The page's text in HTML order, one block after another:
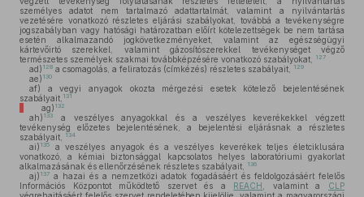
személyes adatot nem tartalmazó adattartalmát, valamint a nyilvántartás
vezetésére vonatkozó részletes eljárási szabályokat, továbbá a tevékenységre
jogszabályban vagy hatósági határozatban előírt kötelezettségek be nem tartása
esetén alkalmazandó jogkövetkezményeket, valamint az egészségügyi
kártevőirtó szerekkel, valamint gázosítószerekkel tevékenységet végző
természetes személyek szakmai továbbképzésére vonatkozó szabályokat,
127
ad) 128 a csomagolás, a feliratozás (címkézés) részletes szabályait, 129
ae) 130
af) a vegyi anyagok okozta mérgezési esetek kötelező bejelentésének
szabályait, 131
ag) 132
ah) 133
a veszélyes anyagokkal és a veszélyes keverékekkel végzett
tevékenység előzetes bejelentésének, a bejelentési eljárásnak a részletes
szabályait,
134
ai) 135
a veszélyes anyagok és a veszélyes keverékek teljes életciklusára
vonatkozó, a kémiai biztonsággal kapcsolatos helyes laboratóriumi gyakorlat
alkalmazásának és ellenőrzésének részletes szabályait,
136
aj) 137 a hazai és a nemzetközi adatok fogadásáért és feldolgozásáért felelős
Információs Központot működtető szervet és a REACH , valamint a CLP